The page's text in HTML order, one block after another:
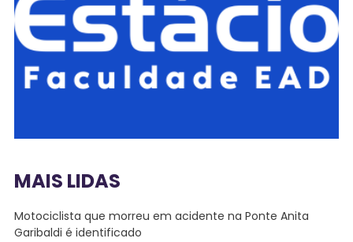
MAIS LIDAS
Motociclista que morreu em acidente na Ponte Anita
Garibaldi é identificado